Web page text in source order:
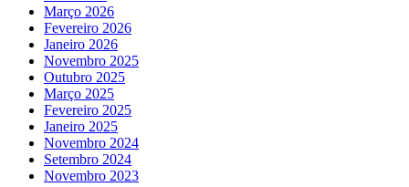
Março 2026
Fevereiro 2026
Janeiro 2026
Novembro 2025
Outubro 2025
Março 2025
Fevereiro 2025
Janeiro 2025
Novembro 2024
Setembro 2024
Novembro 2023